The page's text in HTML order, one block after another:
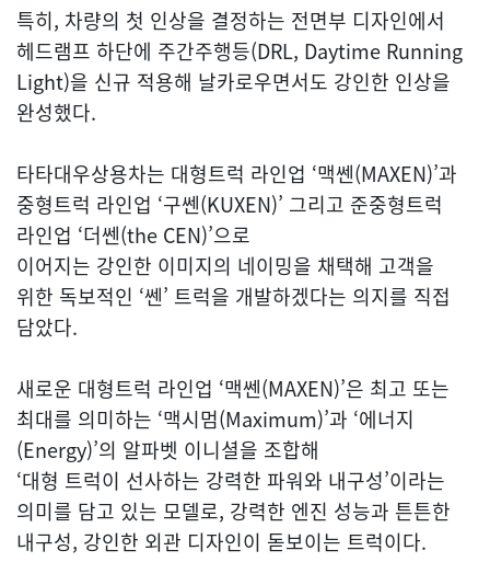
특히, 차량의 첫 인상을 결정하는 전면부 디자인에서
헤드램프 하단에 주간주행등(DRL, Daytime Running
Light)을 신규 적용해 날카로우면서도 강인한 인상을
완성했다.
타타대우상용차는 대형트럭 라인업 ‘맥쎈(MAXEN)’과
중형트럭 라인업 ‘구쎈(KUXEN)’ 그리고 준중형트럭
라인업 ‘더쎈(the CEN)’으로
이어지는 강인한 이미지의 네이밍을 채택해 고객을
위한 독보적인 ‘쎈’ 트럭을 개발하겠다는 의지를 직접
담았다.
새로운 대형트럭 라인업 ‘맥쎈(MAXEN)’은 최고 또는
최대를 의미하는 ‘맥시멈(Maximum)’과 ‘에너지
(Energy)’의 알파벳 이니셜을 조합해
‘대형 트럭이 선사하는 강력한 파워와 내구성’이라는
의미를 담고 있는 모델로, 강력한 엔진 성능과 튼튼한
내구성, 강인한 외관 디자인이 돋보이는 트럭이다.